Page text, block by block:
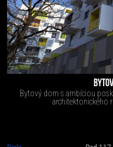
Bytový dom s ambíciou
architektonického